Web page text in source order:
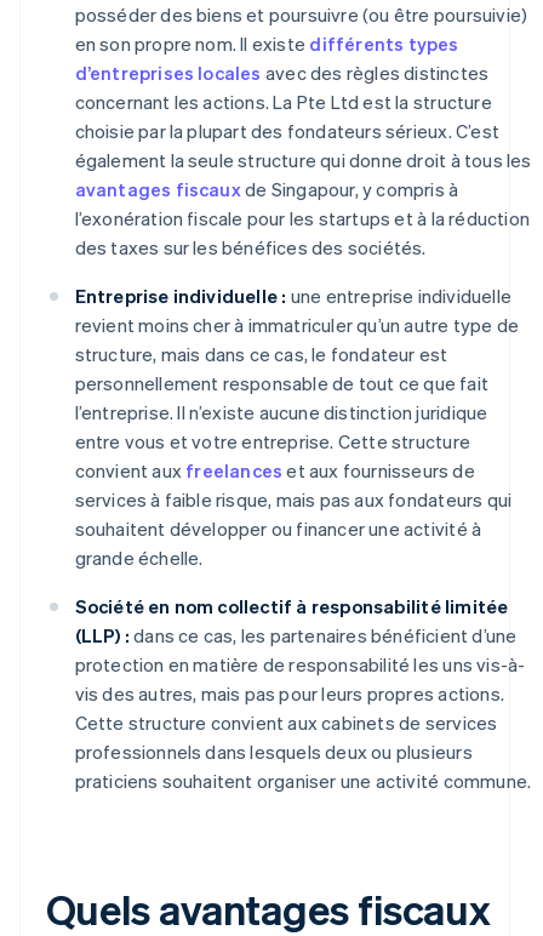
posséder des biens et poursuivre (ou être poursuivie)
en son propre nom. Il existe différents types
d’entreprises locales avec des règles distinctes
concernant les actions. La Pte Ltd est la structure
choisie par la plupart des fondateurs sérieux. C’est
également la seule structure qui donne droit à tous les
avantages fiscauxde Singapour, y compris à
l’exonération fiscale pour les startups et à la réduction
des taxes sur les bénéfices des sociétés.
Entreprise individuelle : une entreprise individuelle
revient moins cher à immatriculer qu’un autre type de
structure, mais dans ce cas, le fondateur est
personnellement responsable de tout ce que fait
l’entreprise. Il n’existe aucune distinction juridique
entre vous et votre entreprise. Cette structure
convient aux freelances et aux fournisseurs de
services à faible risque, mais pas aux fondateurs qui
souhaitent développer ou financer une activité à
grande échelle.
Société en nom collectif à responsabilité limitée
(LLP) : dans ce cas, les partenaires bénéficient d’une
protection en matière de responsabilité les uns vis-à-
vis des autres, mais pas pour leurs propres actions.
Cette structure convient aux cabinets de services
professionnels dans lesquels deux ou plusieurs
praticiens souhaitent organiser une activité commune.
Quels avantages fiscaux